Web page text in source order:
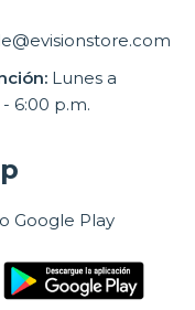
Lunes a
6:00 p.m.
Google Play